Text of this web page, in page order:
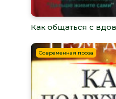
Как общаться с
Современная проза